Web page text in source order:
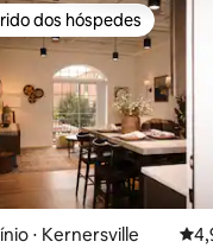
melhores preferidos dos
dos hóspedes
⋅ Kernersville